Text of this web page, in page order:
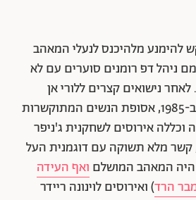
להימנע מלהיכנס לנעלי המאהב
ניהל דפ רומנים סוערים עם לא
נישואים קצרים ללורי אן
אליסון, ממנה התגרש ב-1985, אסופת הנשים המתוקשרות
אירוסים לשחקנית ג'ניפר
קשר מלא תשוקה עם דוגמנית העל
היה המאהב המושלם ואף העידה
הרד) ואירוסים לוינונה ריידר